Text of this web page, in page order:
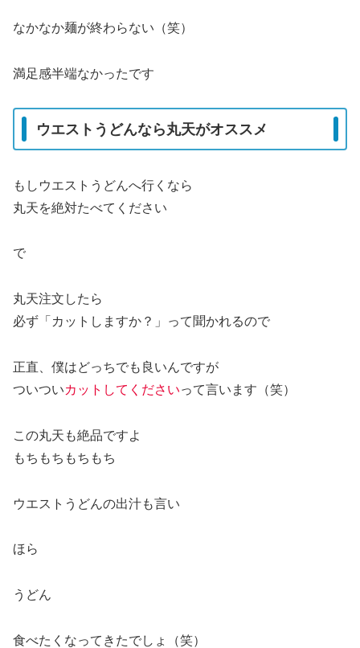
なかなか麺が終わらない（笑）
満足感半端なかったです
ウエストうどんなら丸天がオススメ
もしウエストうどんへ行くなら
丸天を絶対たべてください
で
丸天注文したら
必ず「カットしますか？」って聞かれるので
正直、僕はどっちでも良いんですが
ついついカットしてくださいって言います（笑）
この丸天も絶品ですよ
もちもちもちもち
ウエストうどんの出汁も言い
ほら
うどん
食べたくなってきたでしょ（笑）